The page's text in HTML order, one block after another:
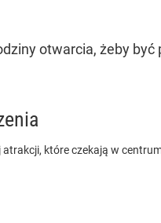
otwarcia, żeby być
atrakcji, które czekają w